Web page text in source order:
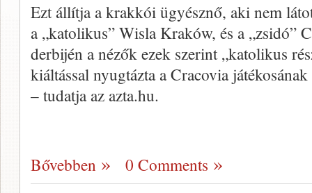
Ezt állítja a krakkói ügyésznő, aki nem
a „katolikus” Wisla Kraków, és a „zsidó”
derbijén a nézők ezek szerint „katolikus
kiáltással nyugtázta a Cracovia
– tudatja az azta.hu.
Bővebben 0 Comments